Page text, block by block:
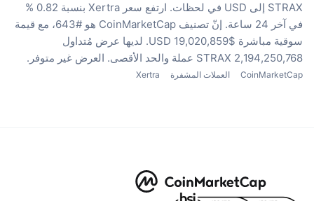
STRAX إلى USD في لحظات.
ارتفع سعر Xertra بنسبة 0.82 %
في آخر 24 ساعة.
إنّ تصنيف CoinMarketCap هو #643، مع قيمة
سوقية مباشرة $19,020,859 USD.
لديها عرض مُتداول
2,194,250,768 STRAX عملة
والحد الأقصى. العرض غير متوفر.
CoinMarketCap العملات المشفرة Xertra